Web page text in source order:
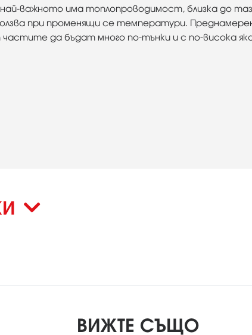
важното има топлопроводимост, близка до
при променящи се температури.
да бъдат много по-тънки и с по-висока
ВИЖТЕ СЪЩО